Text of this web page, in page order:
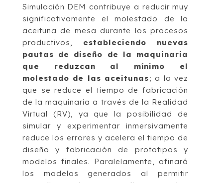
Simulación DEM contribuye a reducir muy
significativamente el molestado de la
aceituna de mesa durante los procesos
productivos, estableciendo nuevas
pautas de diseño de la maquinaria
que reduzcan al mínimo el
molestado de las aceitunas; a la vez
que se reduce el tiempo de fabricación
de la maquinaria a través de la Realidad
Virtual (RV), ya que la posibilidad de
simular y experimentar inmersivamente
reduce los errores y acelera el tiempo de
diseño y fabricación de prototipos y
modelos finales. Paralelamente, afinará
los modelos generados al permitir